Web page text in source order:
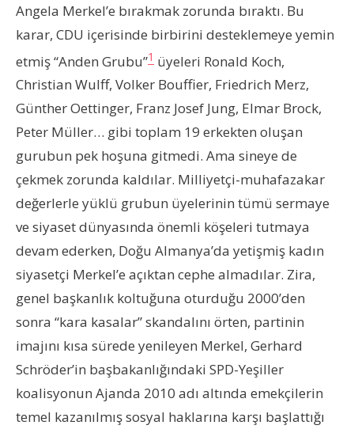
Angela Merkel’e bırakmak zorunda bıraktı. Bu
karar, CDU içerisinde birbirini desteklemeye yemin
etmiş “Anden Grubu”1 üyeleri Ronald Koch,
Christian Wulff, Volker Bouffier, Friedrich Merz,
Günther Oettinger, Franz Josef Jung, Elmar Brock,
Peter Müller… gibi toplam 19 erkekten oluşan
gurubun pek hoşuna gitmedi. Ama sineye de
çekmek zorunda kaldılar. Milliyetçi-muhafazakar
değerlerle yüklü grubun üyelerinin tümü sermaye
ve siyaset dünyasında önemli köşeleri tutmaya
devam ederken, Doğu Almanya’da yetişmiş kadın
siyasetçi Merkel’e açıktan cephe almadılar. Zira,
genel başkanlık koltuğuna oturduğu 2000’den
sonra “kara kasalar” skandalını örten, partinin
imajını kısa sürede yenileyen Merkel, Gerhard
Schröder’in başbakanlığındaki SPD-Yeşiller
koalisyonun Ajanda 2010 adı altında emekçilerin
temel kazanılmış sosyal haklarına karşı başlattığı